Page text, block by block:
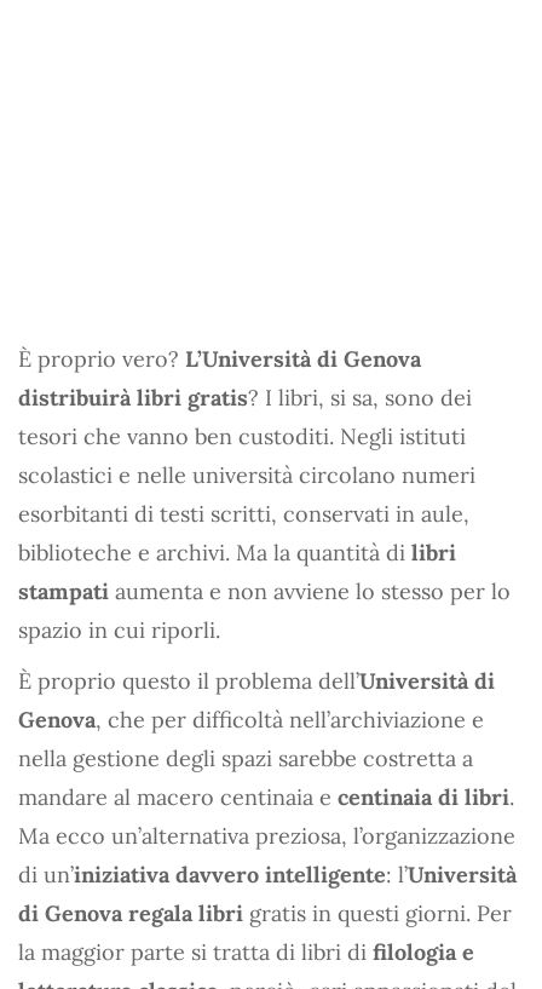
È proprio vero? L’Università di Genova
distribuirà libri gratis? I libri, si sa, sono dei
tesori che vanno ben custoditi. Negli istituti
scolastici e nelle università circolano numeri
esorbitanti di testi scritti, conservati in aule,
biblioteche e archivi. Ma la quantità di libri
stampati aumenta e non avviene lo stesso per lo
spazio in cui riporli.
È proprio questo il problema dell’Università di
Genova, che per difficoltà nell’archiviazione e
nella gestione degli spazi sarebbe costretta a
mandare al macero centinaia e centinaia di libri.
Ma ecco un’alternativa preziosa, l’organizzazione
di un’iniziativa davvero intelligente: l’Università
di Genova regala libri gratis in questi giorni. Per
la maggior parte si tratta di libri di filologia e